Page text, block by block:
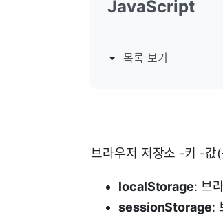
JavaScript
목록 보기
브라우저 저장소 -키 -값
localStorage: 브
sessionStorage: